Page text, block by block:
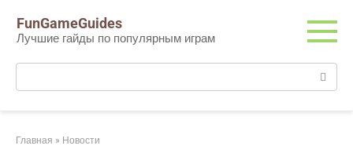
контенту
FunGameGuides
Лучшие гайды по популярным играм
Поиск:
Главная » Новости